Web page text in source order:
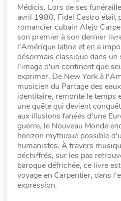
Médicis. Lors de ses
avril 1980, Fidel Castro était
romancier cubain Alejo
son premier à son dernier
l'Amérique latine et en a
désormais classique dans
l'image d'un continent que
exprimer. De New York à
musicien du Partage des
identitaire, remonte le temps
une quête qui devient
aux illusions fanées d'une
guerre, le Nouveau Monde
horizon mythique possible
humanistes. À travers
déchiffrés, sur les pas
baroque défrichée, ce livre
voyage en Carpentier, dans
expression.